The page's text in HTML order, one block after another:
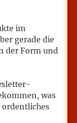
im
gerade die
der Form und
was